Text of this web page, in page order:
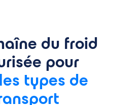
du froid
pour
types de